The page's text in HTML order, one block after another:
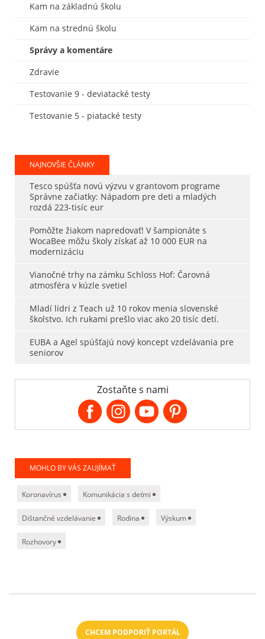
Kam na základnú školu
Kam na strednú školu
Správy a komentáre
Zdravie
Testovanie 9 - deviatacké testy
Testovanie 5 - piatacké testy
NAJNOVŠIE ČLÁNKY
Tesco spúšťa novú výzvu v grantovom programe
Správne začiatky: Nápadom pre deti a mladých
rozdá 223-tisíc eur
Pomôžte žiakom napredovať! V šampionáte s
WocaBee môžu školy získať až 10 000 EUR na
modernizáciu
Vianočné trhy na zámku Schloss Hof: Čarovná
atmosféra v kúzle svetiel
Mladí lídri z Teach už 10 rokov menia slovenské
školstvo. Ich rukami prešlo viac ako 20 tisíc detí.
EUBA a Agel spúšťajú nový koncept vzdelávania pre
seniorov
Zostaňte s nami
MOHLO BY VÁS ZAUJÍMAŤ
Koronavírus Komunikácia s deťmi
Dištančné vzdelávanie Rodina Výskum
Rozhovory
CHCEM PODPORIŤ PORTÁL